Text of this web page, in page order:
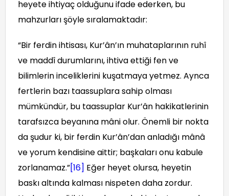
heyete ihtiyaç olduğunu ifade ederken, bu
mahzurları şöyle sıralamaktadır:
“Bir ferdin ihtisası, Kur’ân’ın muhataplarının ruhî
ve maddî durumlarını, ihtiva ettiği fen ve
bilimlerin inceliklerini kuşatmaya yetmez. Aynca
fertlerin bazı taassuplara sahip olması
mümkündür, bu taassuplar Kur’ân hakikatlerinin
tarafsızca beyanına mâni olur. Önemli bir nokta
da şudur ki, bir ferdin Kur’ân’dan anladığı mânâ
ve yorum kendisine aittir; başkaları onu kabule
zorlanamaz.”[16] Eğer heyet olursa, heyetin
baskı altında kalması nispeten daha zordur.